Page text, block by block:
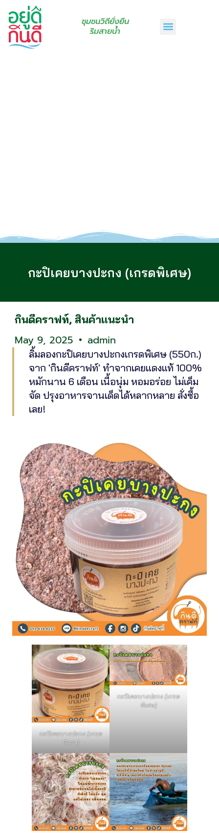
ชุมชนวิถียั่งยืน
ริมสายน้ำ
กะปิเคยบางปะกง (เกรดพิเศษ)
กินดีคราฟท์, สินค้าแนะนำ
May 9, 2025 admin
ลิ้มลองกะปิเคยบางปะกงเกรดพิเศษ (550ก.)
จาก 'กินดีคราฟท์' ทำจากเคยแดงแท้ 100%
หมักนาน 6 เดือน เนื้อนุ่ม หอมอร่อย ไม่เค็ม
จัด ปรุงอาหารจานเด็ดได้หลากหลาย สั่งซื้อ
เลย!
กะปิเคยบางปะกง (เกรด
พิเศษ)
กะปิเคยบางปะกง (เกรด
พิเศษ)